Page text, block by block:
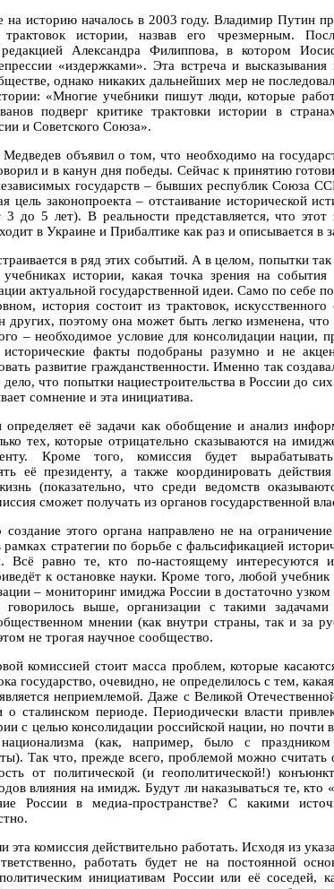
на историю началось в 2003 году. Владимир Путин
трактовок истории, назвав его чрезмерным.
Александра Филиппова, в котором
«издержками». Эта встреча и
однако никаких дальнейших мер не
«Многие учебники пишут люди, которые
подверг критике трактовки истории в
и Советского Союза».
Медведев объявил о том, что необходимо на
и в канун дня победы. Сейчас к принятию
государств – бывших республик Союза
цель законопроекта – отстаивание исторической
до 5 лет). В реальности представляется, что этот
в Украине и Прибалтике как раз и описывается в
в ряд этих событий. А в целом, попытки
истории, какая точка зрения на
актуальной государственной идеи. Само по себе
история состоит из трактовок,
других, поэтому она может быть легко изменена,
– необходимое условие для консолидации нации,
исторические факты подобраны разумно и не
развитие гражданственности. Именно так
что попытки нациестроительства в России до
сомнение и эта инициатива.
её задачи как обобщение и анализ
тех, которые отрицательно сказываются на
Кроме того, комиссия будет
её президенту, а также координировать
(показательно, что среди ведомств
сможет получать из органов государственной
этого органа направлено не на
стратегии по борьбе с фальсификацией
Всё равно те, кто по-настоящему интересуются
к остановке науки. Кроме того, любой
– мониторинг имиджа России в достаточно
выше, организации с такими
мнении (как внутри страны, так и за
не трогая научное сообщество.
комиссией стоит масса проблем, которые
государство, очевидно, не определилось с тем,
неприемлемой. Даже с Великой
сталинском периоде. Периодически власти
с целью консолидации российской нации, но почти
национализма (как, например, было с
Так что, прежде всего, проблемой можно считать
от политической (и геополитической!)
влияния на имидж. Будут ли наказываться те, кто
России в медиа-пространстве? С какими
эта комиссия действительно работать. Исходя из
работать будет не на постоянной
инициативам России или её соседей,